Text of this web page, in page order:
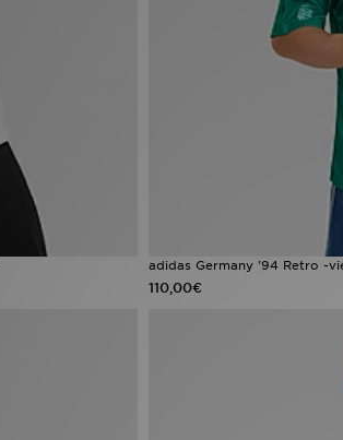
adidas Germany '94 Retro -
110,00€